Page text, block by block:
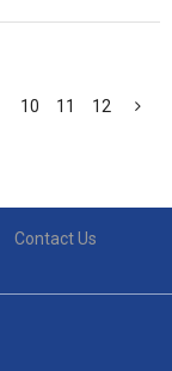
10 11 12
Contact Us